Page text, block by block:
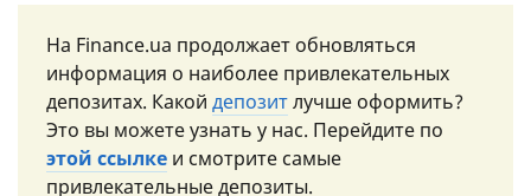
На Finance.ua продолжает обновляться
информация о наиболее привлекательных
депозитах. Какой депозитлучше оформить?
Это вы можете узнать у нас. Перейдите по
этой ссылке и смотрите самые
привлекательные депозиты.